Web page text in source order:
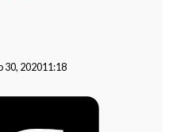
30, 202011:18